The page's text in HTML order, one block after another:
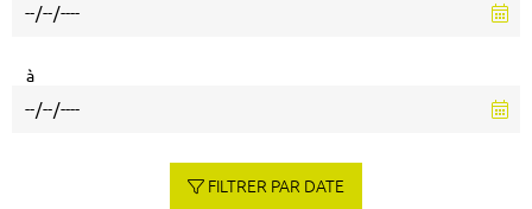
à
FILTRER PAR DATE